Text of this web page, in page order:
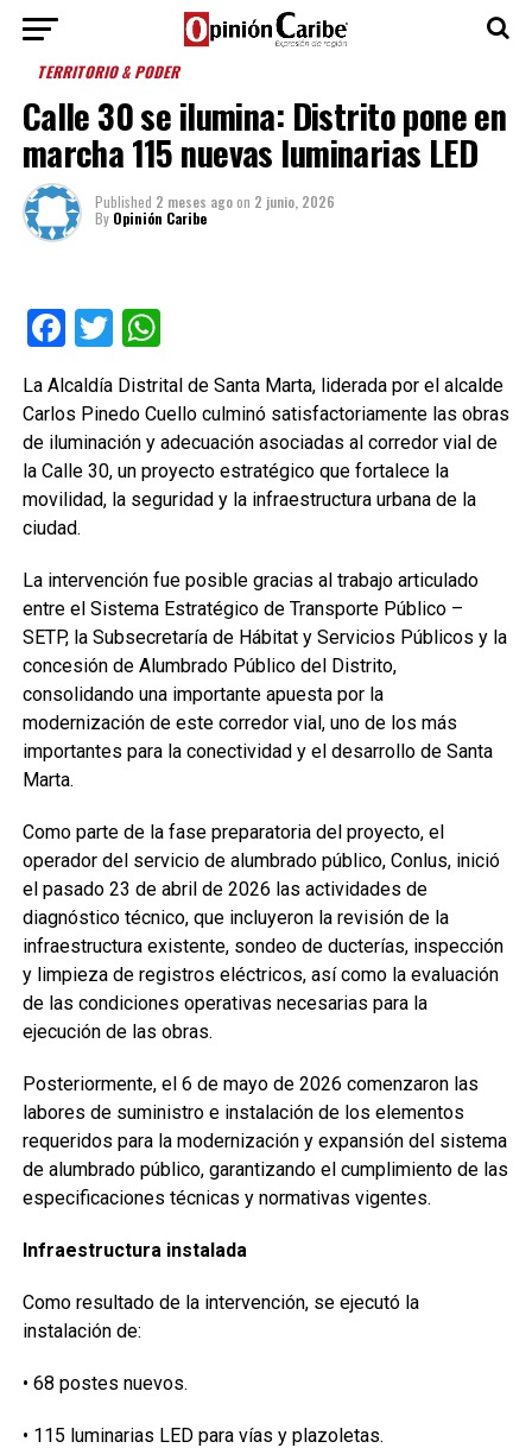
TERRITORIO & PODER
Calle 30 se ilumina: Distrito pone en
marcha 115 nuevas luminarias LED
Published 2 meses agoon 2 junio, 2026
By Opinión Caribe
Facebook
TwitterWhatsApp
La Alcaldía Distrital de Santa Marta, liderada por el alcalde
Carlos Pinedo Cuello culminó satisfactoriamente las obras
de iluminación y adecuación asociadas al corredor vial de
la Calle 30, un proyecto estratégico que fortalece la
movilidad, la seguridad y la infraestructura urbana de la
ciudad.
La intervención fue posible gracias al trabajo articulado
entre el Sistema Estratégico de Transporte Público –
SETP, la Subsecretaría de Hábitat y Servicios Públicos y la
concesión de Alumbrado Público del Distrito,
consolidando una importante apuesta por la
modernización de este corredor vial, uno de los más
importantes para la conectividad y el desarrollo de Santa
Marta.
Como parte de la fase preparatoria del proyecto, el
operador del servicio de alumbrado público, Conlus, inició
el pasado 23 de abril de 2026 las actividades de
diagnóstico técnico, que incluyeron la revisión de la
infraestructura existente, sondeo de ducterías, inspección
y limpieza de registros eléctricos, así como la evaluación
de las condiciones operativas necesarias para la
ejecución de las obras.
Posteriormente, el 6 de mayo de 2026 comenzaron las
labores de suministro e instalación de los elementos
requeridos para la modernización y expansión del sistema
de alumbrado público, garantizando el cumplimiento de las
especificaciones técnicas y normativas vigentes.
Infraestructura instalada
Como resultado de la intervención, se ejecutó la
instalación de:
• 68 postes nuevos.
• 115 luminarias LED para vías y plazoletas.